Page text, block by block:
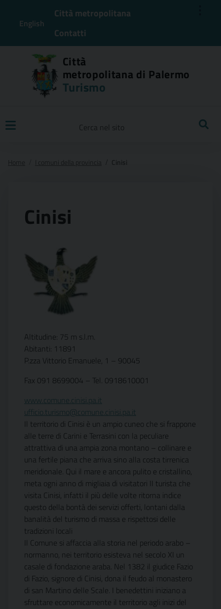
English
Città metropolitana
Contatti
Città
metropolitana di Palermo
Turismo
Cinisi
Altitudine: 75 m s.l.m.
Abitanti: 11891
P.zza Vittorio Emanuele, 1 – 90045
Fax 091 8699004 – Tel. 0918610001
www.comune.cinisi.pa.it
ufficio.turismo@comune.cinisi.pa.it
Il territorio di Cinisi è un ampio cuneo che si frappone
alle terre di Carini e Terrasini con la peculiare
attrattiva di una ampia zona montano – collinare e
una fertile piana che arriva sino alla costa tirrenica
meridionale. Qui il mare e ancora pulito e cristallino,
meta ogni anno di migliaia di visitatori II turista che
visita Cinisi, infatti il più delle volte ritorna indice
questo della bontà dei servizi offerti, lontani dalla
banalità del turismo di massa e rispettosi delle
tradizioni locali
Il Comune si affaccia alla storia nel periodo arabo –
normanno, nei territorio esisteva nel secolo XI un
casale di fondazione araba. Nel 1382 il giudice Fazio
di Fazio, signore di Cinisi, dona il feudo al monastero
di san Martino delle Scale. I benedettini iniziano a
sfruttare economicamente il territorio agli inizi del